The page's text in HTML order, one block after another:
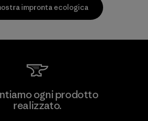
Associates, Inc.
impronta ecologica
ogni prodotto
realizzato.